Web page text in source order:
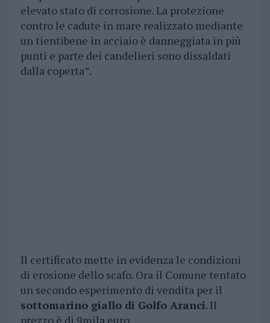
elevato stato di corrosione. La protezione
contro le cadute in mare realizzato mediante
un tientibene in acciaio è danneggiata in più
punti e parte dei candelieri sono dissaldati
dalla coperta”.
Il certificato mette in evidenza le condizioni
di erosione dello scafo. Ora il Comune tentato
un secondo esperimento di vendita per il
sottomarino giallo di Golfo Aranci. Il
prezzo è di 9mila euro.